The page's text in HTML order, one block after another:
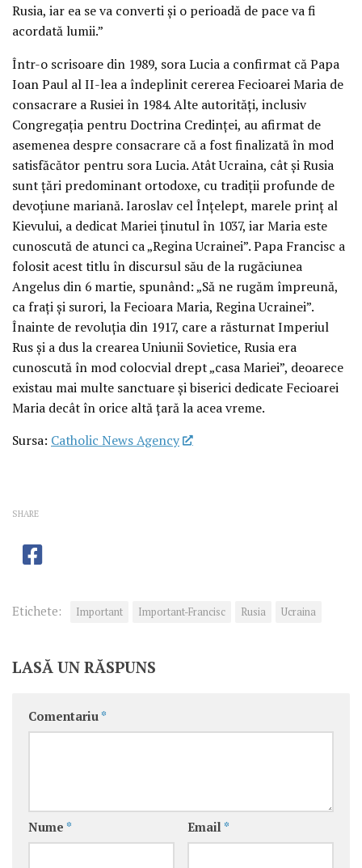
Rusia, iar ea se va converti și o perioadă de pace va fi
acordată lumii.”
Într-o scrisoare din 1989, sora Lucia a confirmat că Papa
Ioan Paul al II-lea a îndeplinit cererea Fecioarei Maria de
consacrare a Rusiei în 1984. Alte autorități, inclusiv
Congregația pentru Doctrina Credinței, au afirmat de
asemenea despre consacrare că a fost finalizată în mod
satisfăcător pentru sora Lucia. Atât Ucraina, cât și Rusia
sunt țări predominant ortodoxe, cu tradiții profunde de
devoțiune mariană. Iaroslav cel Înțelept, marele prinț al
Kievului, a dedicat Mariei ținutul în 1037, iar Maria este
cunoscută de atunci ca „Regina Ucrainei”. Papa Francisc a
folosit acest titlu în discursul său de la rugăciunea
Angelus din 6 martie, spunând: „Să ne rugăm împreună,
ca frați și surori, la Fecioara Maria, Regina Ucrainei”.
Înainte de revoluția din 1917, care a răsturnat Imperiul
Rus și a dus la crearea Uniunii Sovietice, Rusia era
cunoscută în mod colocvial drept „casa Mariei”, deoarece
existau mai multe sanctuare și biserici dedicate Fecioarei
Maria decât în orice altă țară la acea vreme.
Sursa: Catholic News Agency
SHARE
Etichete: Important Important-Francisc Rusia Ucraina
LASĂ UN RĂSPUNS
Comentariu *
Nume * Email *